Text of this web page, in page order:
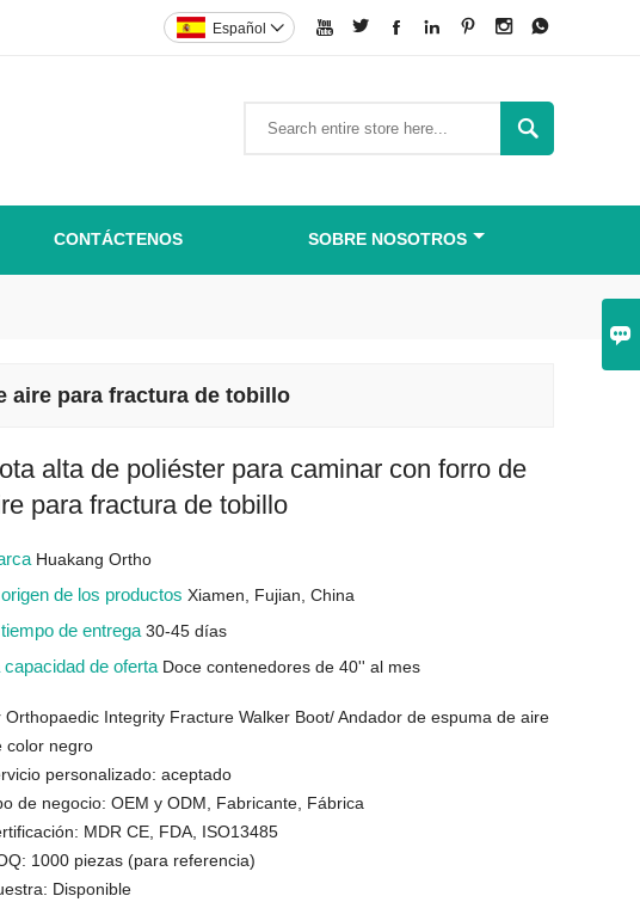

      
Español 

CONTÁCTENOS SOBRE NOSOTROS
aire para fractura de tobillo
alta de poliéster para caminar con forro de
para fractura de tobillo
Huakang Ortho
de los productosXiamen, Fujian, China
de entrega30-45 días
capacidad de oferta Doce contenedores de 40'' al mes
Orthopaedic Integrity Fracture Walker Boot/ Andador de espuma de aire
color negro
personalizado: aceptado
de negocio: OEM y ODM, Fabricante, Fábrica
MDR CE, FDA, ISO13485
1000 piezas (para referencia)
Disponible